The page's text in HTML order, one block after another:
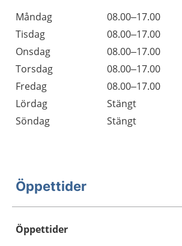
Måndag
08.00–17.00
Tisdag
08.00–17.00
Onsdag
08.00–17.00
Torsdag
08.00–17.00
Fredag
08.00–17.00
Lördag
Stängt
Söndag
Stängt
Öppettider
Öppettider